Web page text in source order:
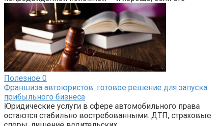
Полезное 0
Франшиза автоюристов: готовое решение для запуска
прибыльного бизнеса
Юридические услуги в сфере автомобильного права
остаются стабильно востребованными. ДТП, страховые